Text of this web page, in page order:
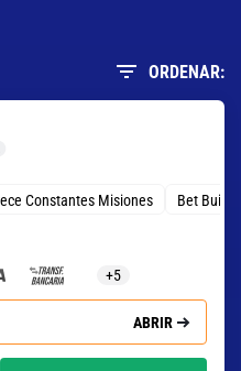
ORDENAR:
Constantes Misiones Bet
+5
ABRIR